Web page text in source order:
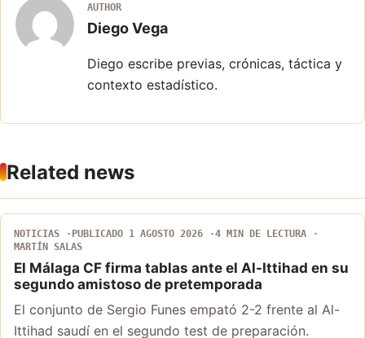
AUTHOR
Diego Vega
Diego escribe previas, crónicas, táctica y
contexto estadístico.
Related news
NOTICIAS PUBLICADO 1 AGOSTO 2026
4 MIN DE LECTURA
MARTÍN SALAS
El Málaga CF firma tablas ante el Al-Ittihad en su
segundo amistoso de pretemporada
El conjunto de Sergio Funes empató 2-2 frente al Al-
Ittihad saudí en el segundo test de preparación.